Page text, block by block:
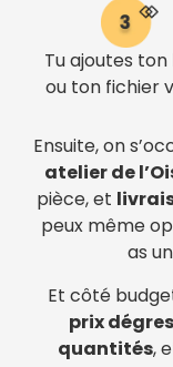
Tu ajoutes ton
ou ton fichier
Ensuite, on
atelier de
pièce, et
peux même
as
Et côté
prix
quantités,